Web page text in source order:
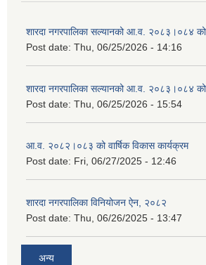
शारदा नगरपालिका सल्यानको आ.व. २०८३।०८४ को
Post date: Thu, 06/25/2026 - 14:16
शारदा नगरपालिका सल्यानको आ.व. २०८३।०८४
Post date: Thu, 06/25/2026 - 15:54
आ.व. २०८२।०८३ को वार्षिक विकास कार्यक्रम
Post date: Fri, 06/27/2025 - 12:46
शारदा नगरपालिका विनियोजन ऐन, २०८२
Post date: Thu, 06/26/2025 - 13:47
अन्य